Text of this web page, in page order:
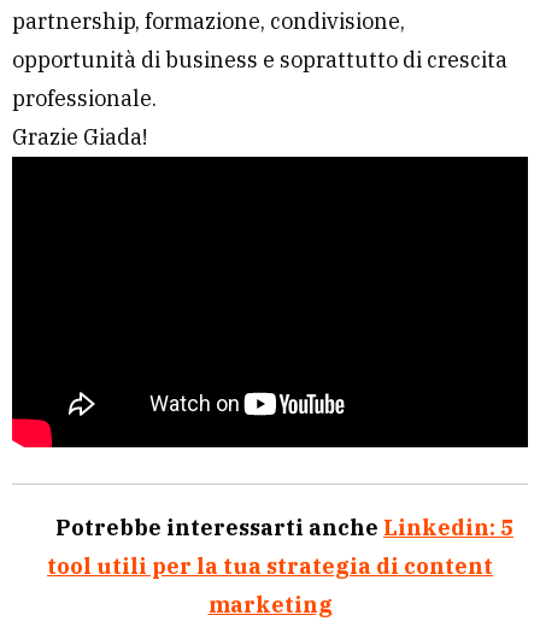
partnership, formazione, condivisione,
opportunità di business e soprattutto di crescita
professionale.
Grazie Giada!
Potrebbe interessarti anche Linkedin: 5
tool utili per la tua strategia di content
marketing